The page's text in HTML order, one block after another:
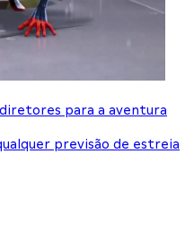
para a aventura
previsão de estreia